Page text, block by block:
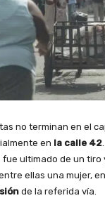
no terminan en el
en la calle 42
ultimado de un tiro
ellas una mujer,
de la referida vía.